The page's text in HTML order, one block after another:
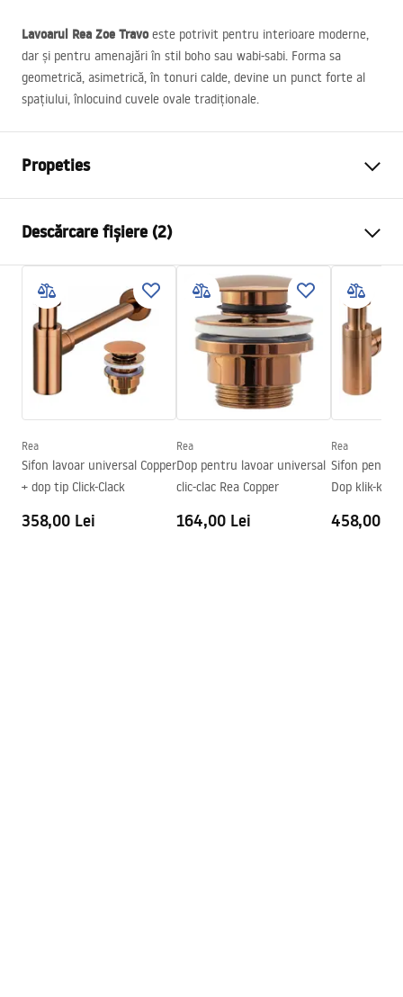
Lavoarul Rea Zoe Travoeste potrivit pentru interioare moderne,
dar și pentru amenajări în stil boho sau wabi-sabi. Forma sa
geometrică, asimetrică, în tonuri calde, devine un punct forte al
spațiului, înlocuind cuvele ovale tradiționale.
Propeties
Material
compozită)
Culoare
Bej, Imitație piatră
Finisaj
Mat
Lungime
590mm
380
mm
170mm
Formă
Oval, Asimetric
Preaplin
Da Nu
Orificiu pentru preaplin
Da Nu
Descărcare fișiere (2)
Instrucțiuni de asamblare
Basin.pdf
Condiții de garanție
Warranty_Terms_and_Conditions_Basins_-_5.pdf
Rea
Sifon lavoar universal Copper
+ dop tip Click-Clack
358,00 Lei
Rea
Dop pentru lavoar universal
clic-clac Rea Copper
164,00 Lei
Rea
Sifon pentru
Dop klik-klak
458,00